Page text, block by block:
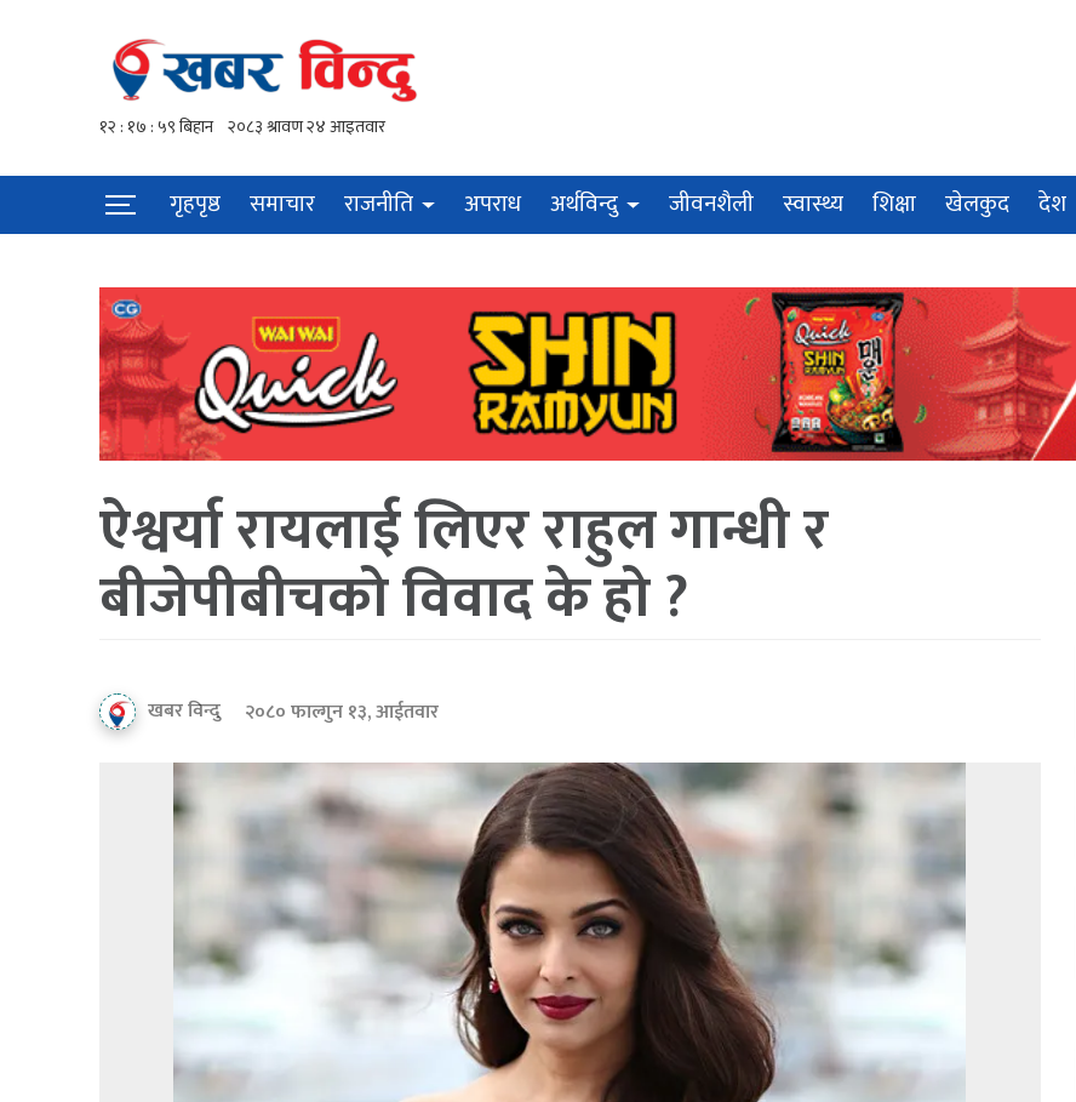
गृहपृष्ठ समाचार राजनीति अपराध अर्थविन्दु जीवनशैली स्वास्थ्य शिक्षा खेलकुद देश
ऐश्वर्या रायलाई लिएर राहुल गान्धी र
बीजेपीबीचको विवाद के हो ?
खबर विन्दु २०८० फाल्गुन १३, आईतवार